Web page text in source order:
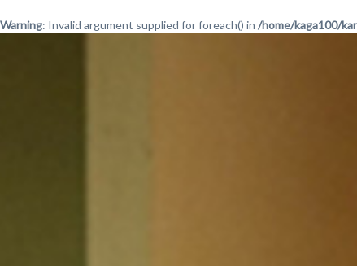
Warning: Invalid argument supplied for foreach() in /home/kaga100/